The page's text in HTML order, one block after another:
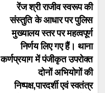
रेंज श्री राजीव स्वरूप की
संस्तुति के आधार पर पुलिस
मुख्यालय स्तर पर महत्वपूर्ण
निर्णय लिए गए हैं। थाना
कर्णप्रयाग में पंजीकृत उपरोक्त
दोनों अभियोगों की
निष्पक्ष,पारदर्शी एवं स्वतंत्र